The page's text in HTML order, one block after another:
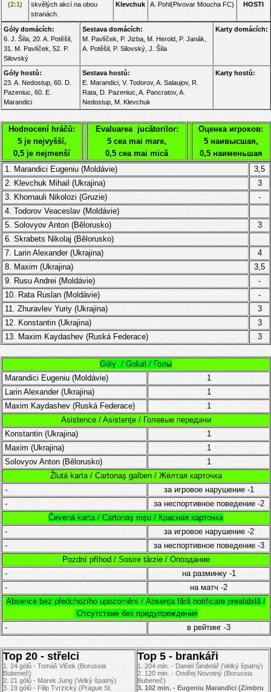
(2:1)
skvělých akcí na obou
stranách.
Klevchuk
A. Pohl(Pivovar Moucha FC)
HOSTI
Góly domácích:
6. J. Šíla, 20. A. Potěšil,
31. M. Pavlíček, 52. P.
Silovský
Sestava domácích:
M. Pavlíček, P. Jizba, M. Herold, P. Janák,
A. Potěšil, P. Silovský, J. Šíla
Karty domácích:
Góly hostů:
23. A. Nedostup, 60. D.
Pazeniuc, 60. E.
Marandici
Sestava hostů:
E. Marandici, V. Todorov, A. Salaujov, R.
Rata, D. Pazeniuc, A. Pancratov, A.
Nedostup, M. Klevchuk
Karty hostů:
Hodnocení hráčů:
5 je nejvyšší,
0,5 je nejmenší
Evaluarea jucătorilor:
5 cea mai mare,
0,5 cea mai mică
Оценка игроков:
5 наивысшая,
0,5 наименьшая
1. Marandici Eugeniu (Moldávie)
3,5
2. Klevchuk Mihail (Ukrajina)
3
3. Khornauli Nikolozi (Gruzie)
-
4. Todorov Veaceslav (Moldávie)
5. Solovyov Anton (Bělorusko)
3
6. Skrabets Nikolaj (Bělorusko)
7. Larin Alexander (Ukrajina)
4
8. Maxim (Ukrajina)
3,5
9. Rusu Andrei (Moldávie)
-
10. Rata Ruslan (Moldávie)
-
11. Zhuravlev Yuriy (Ukrajina)
3
12. Konstantin (Ukrajina)
3
13. Maxim Kaydashev (Ruská Federace) 3
Góly / Goluri / Голы
Marandici Eugeniu (Moldávie)
1
Larin Alexander (Ukrajina)
1
Maxim Kaydashev (Ruská Federace)
1
Asistence / Asistenţe / Голевые передачи
Konstantin (Ukrajina)
1
Maxim (Ukrajina)
1
Solovyov Anton (Bělorusko)
1
Žlutá karta / Cartonaş galben / Жёлтая карточка
-
за игровое нарушение -1
-
за неспортивное поведение -2
Čevená karta / Cartonaş roşu / Красная карточка
-
за игровое нарушение -2
-
за неспортивное поведение -3
Pozdní příhod / Sosire târzie / Опоздание
-
на разминку -1
-
на матч -2
Absence bez předchozího upozornění / Absența fără notificare prealabilă /
Отсутствие без предупреждения
-
в рейтинг -3
Top 20 - střelci
1. 24 gólů - Tomáš Vlček (Borussia
Bubeneč)
2. 21 gólů - Marek Jung (Velký špatný)
3. 19 gólů - Filip Tvrzický (Prague St.
Top 5 - brankáři
1. 204 min. - Daniel Šindelář (Velký špatný)
2. 120 min. - Ondřej Novotný (Borussia
Bubeneč)
3. 102 min. - Eugeniu Marandici (Zimbru